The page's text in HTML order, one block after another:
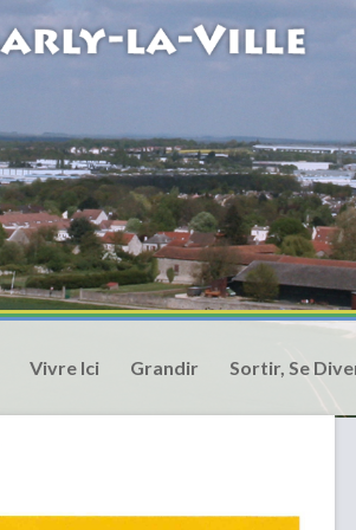
Vivre Ici Grandir Sortir, Se